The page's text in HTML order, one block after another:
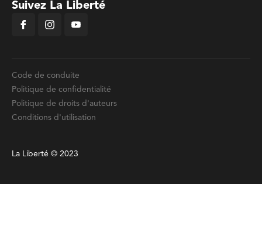
Suivez La Liberté
Code de conduite
Politique de confidentialité
Politique de droits d'auteurs
Conditions d'utilisation
La Liberté © 2023